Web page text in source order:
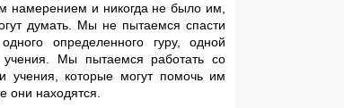
намерением и никогда не было им,
думать. Мы не пытаемся спасти
определенного гуру, одной
учения. Мы пытаемся работать со
учения, которые могут помочь им
они находятся.